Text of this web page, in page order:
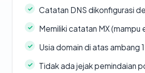
Catatan DNS dikonfigurasi
Memiliki catatan MX (mampu
Usia domain di atas ambang
Tidak ada jejak pemindaian